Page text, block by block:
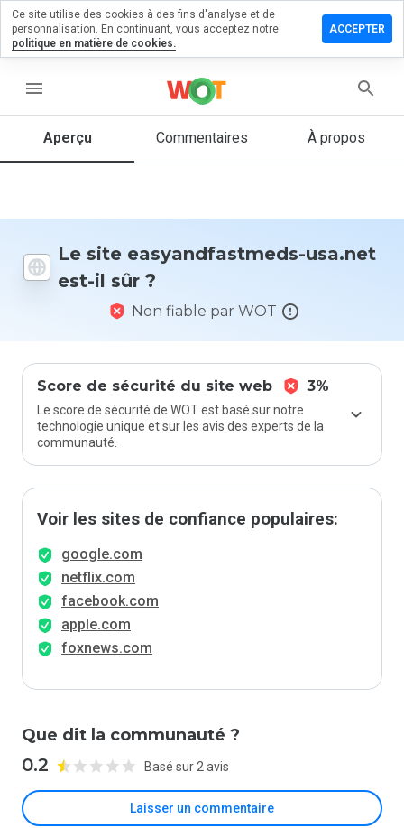
menu
Aperçu Commentaires À propos
Le site easyandfastmeds-usa.net
est-il sûr ?
Non fiable par WOT
Score de sécurité du site web 3%
Le score de sécurité de WOT est basé sur notre
technologie unique et sur les avis des experts de la
communauté.
Voir les sites de confiance populaires:
google.com
netflix.com
facebook.com
apple.com
foxnews.com
Que dit la communauté ?
0.2 Basé sur 2 avis
Laisser un commentaire
un
sur
1 et 5
vous à ce
site ?
Ce site utilise des cookies à des fins d'analyse et de
personnalisation. En continuant, vous acceptez notre
politique en matière de cookies.
ACCEPTER